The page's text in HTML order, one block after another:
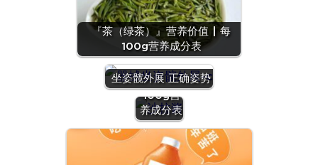
『茶（绿茶）』营养价值 | 每
100g营养成分表
坐姿髋外展 正确姿势
『沙拉
酱』营养
价值 | 每
100g营
养成分表